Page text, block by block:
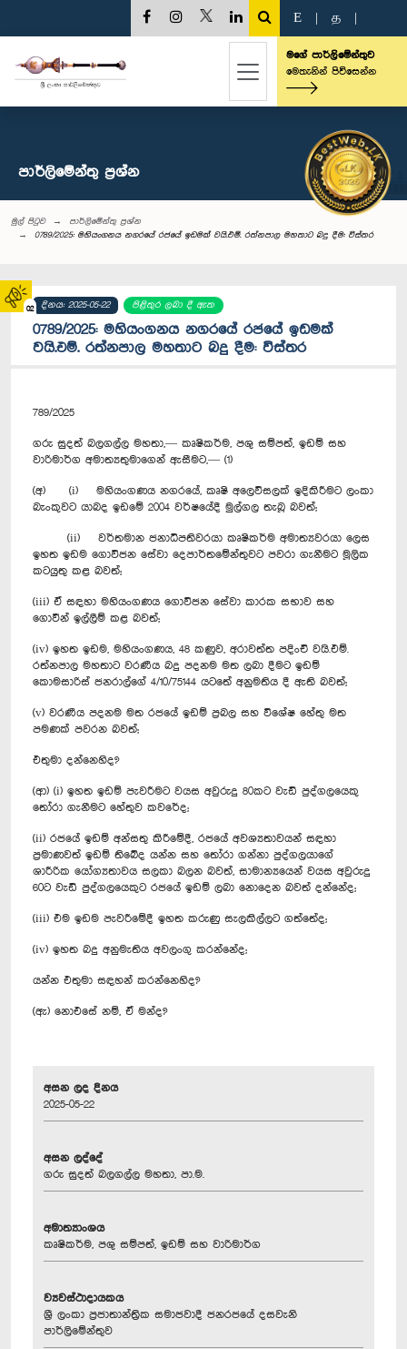
02
E த
මගේ පාර්ලිමේන්තුව
මෙතැනින් පිවිසෙන්න
පාර්ලි‌මේන්තු‌ ප්‍රශ්න
මුල් පිටුව
පාර්ලි‌මේන්තු‌ ප්‍රශ්න
0789/2025: මහියංගනය නගරයේ රජයේ ඉඩමක් වයි.එම්. රත්නපාල මහතාට බදු දීම: විස්තර
දිනය: 2025-05-22 පිළිතුර ලබා දී ඇත
0789/2025: මහියංගනය නගරයේ රජයේ ඉඩමක්
වයි.එම්. රත්නපාල මහතාට බදු දීම: විස්තර
789/2025
ගරු සුදත් බලගල්ල මහතා,— කෘෂිකර්ම, පශු සම්පත්, ඉඩම් සහ
වාරිමාර්ග අමාත්‍යතුමාගෙන් ඇසීමට,— (1)
(අ) (i) මහියංගණය නගරයේ, කෘෂි අලෙවිසලක් ඉදිකිරීමට ලංකා
බැංකුවට යාබද ඉඩමේ 2004 වර්ෂයේදී මුල්ගල තැබූ බවත්;
(ii) වර්තමාන ජනාධිපතිවරයා කෘෂිකර්ම අමාත්‍යවරයා ලෙස
ඉහත ඉඩම ගොවිජන සේවා දෙපාර්තමේන්තුවට පවරා ගැනීමට මූලික
කටයුතු කළ බවත්;
(iii) ඒ සඳහා මහියංගණය ගොවිජන සේවා කාරක සභාව සහ
ගොවීන් ඉල්ලීම් කළ බවත්;
(iv) ඉහත ඉඩම, මහියංගණය, 48 කණුව, අරාවත්ත පදිංචි වයි.එම්.
රත්නපාල මහතාට වරණීය බදු පදනම මත ලබා දීමට ඉඩම්
කොමසාරිස් ජනරාල්ගේ 4/10/75144 යටතේ අනුමතිය දී ඇති බවත්;
(v) වරණීය පදනම මත රජයේ ඉඩම් ප්‍රබල සහ විශේෂ හේතු මත
පමණක් පවරන බවත්;
එතුමා දන්නෙහිද?
(ආ) (i) ඉහත ඉඩම් පැවරීමට වයස අවුරුදු 80කට වැඩි පුද්ගලයෙකු
තෝරා ගැනීමට හේතුව කවරේද;
(ii) රජයේ ඉඩම් අන්සතු කිරීමේදී, රජයේ අවශ්‍යතාවයන් සඳහා
ප්‍රමාණවත් ඉඩම් තිබේද යන්න සහ තෝරා ගන්නා පුද්ගලයාගේ
ශාරීරික යෝග්‍යතාවය සලකා බලන බවත්, සාමාන්‍යයෙන් වයස අවුරුදු
60ට වැඩි පුද්ගලයෙකුට රජයේ ඉඩම් ලබා නොදෙන බවත් දන්නේද;
(iii) එම ඉඩම පැවරීමේදී ඉහත කරුණු සැලකිල්ලට ගත්තේද;
(iv) ඉහත බදු අනුමැතිය අවලංගු කරන්නේද;
යන්න එතුමා සඳහන් කරන්නෙහිද?
(ඇ) නොඑසේ නම්, ඒ මන්ද?
අසන ලද දිනය
2025-05-22
අසන ලද්දේ
ගරු සුදත් බලගල්ල මහතා, පා.ම.
අමාත්‍යාංශය
කෘෂිකර්ම, පශු සම්පත්, ඉඩම් සහ වාරිමාර්ග
ව්‍යවස්ථාදායකය
ශ්‍රී ලංකා ප්‍රජාතාන්ත්‍රික සමාජවාදී ජනරජයේ දසවැනි
පාර්ලිමේන්තුව